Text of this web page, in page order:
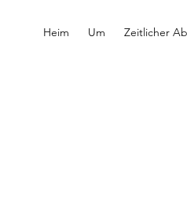
Heim Um Zeitlicher